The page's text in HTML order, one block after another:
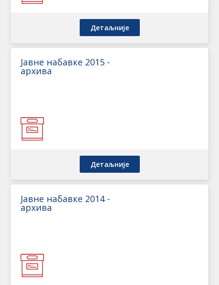
Детаљније
Јавне набавке 2015 -
архива
Детаљније
Јавне набавке 2014 -
архива